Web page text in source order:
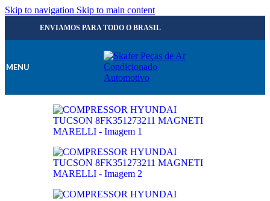
Skip to navigation Skip to main content
ENVIAMOS PARA TODO O BRASIL
MENU